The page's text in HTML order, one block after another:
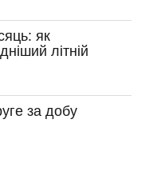
як
літній
за добу